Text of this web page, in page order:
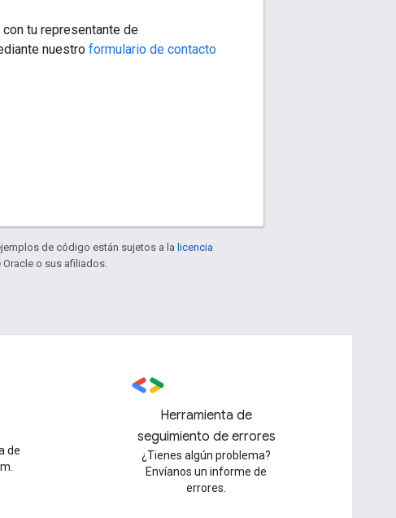
tu representante de
nuestro formulario de contacto
de código están sujetos a la licencia
Oracle o sus afiliados.
de
Herramienta de
seguimiento de errores
¿Tienes algún problema?
Envíanos un informe de
errores.